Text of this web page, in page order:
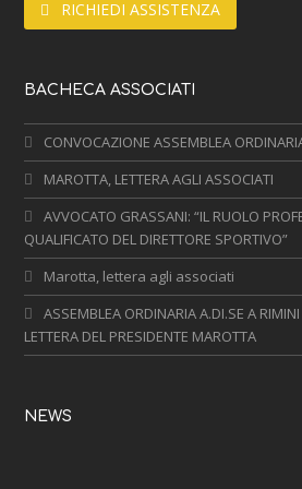
RICHIEDI ASSISTENZA
BACHECA ASSOCIATI
CONVOCAZIONE ASSEMBLEA
MAROTTA, LETTERA AGLI ASSOCIATI
AVVOCATO GRASSANI: “IL RUOLO
QUALIFICATO DEL DIRETTORE SPORTIVO”
Marotta, lettera agli associati
ASSEMBLEA ORDINARIA A.DI.SE A
LETTERA DEL PRESIDENTE MAROTTA
NEWS